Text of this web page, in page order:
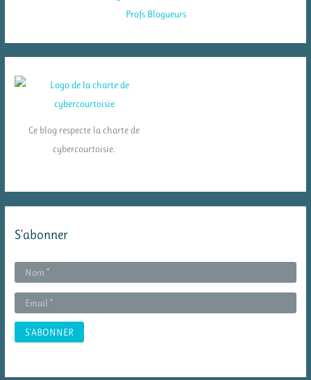
Ce blog respecte la charte de
cybercourtoisie.
S’abonner